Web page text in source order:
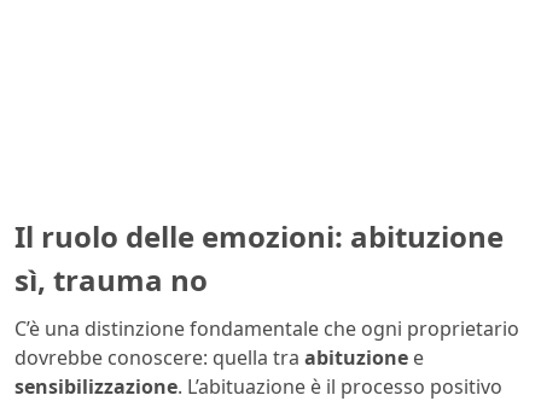
Il ruolo delle emozioni: abituzione
sì, trauma no
C’è una distinzione fondamentale che ogni proprietario
dovrebbe conoscere: quella tra abituzione e
sensibilizzazione. L’abituazione è il processo positivo